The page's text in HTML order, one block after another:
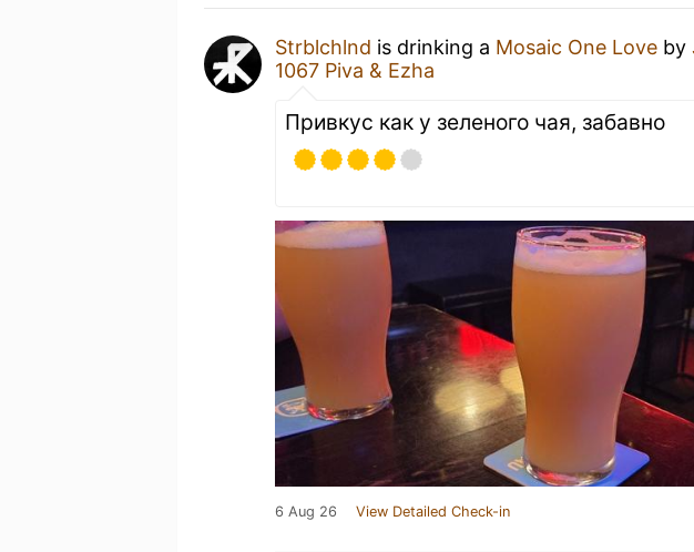
Strblchlnd is drinking a Mosaic One Love by
1067 Piva & Ezha
Привкус как у зеленого чая, забавно
6 Aug 26 View Detailed Check-in